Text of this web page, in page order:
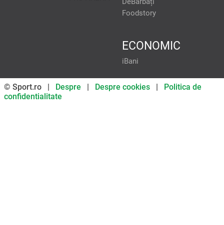
Foodstory
ECONOMIC
iBani
© Sport.ro | Despre | Despre cookies | Politica de
confidentialitate